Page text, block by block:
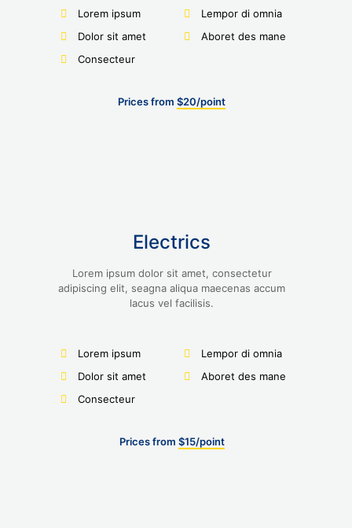
Lorem ipsum
Dolor sit amet
Consecteur
Lempor di omnia
Aboret des mane
Prices from$20/point
Electrics
Lorem ipsum dolor sit amet, consectetur
adipiscing elit, seagna aliqua maecenas accum
lacus vel facilisis.
Lorem ipsum
Dolor sit amet
Consecteur
Lempor di omnia
Aboret des mane
Prices from $15/point